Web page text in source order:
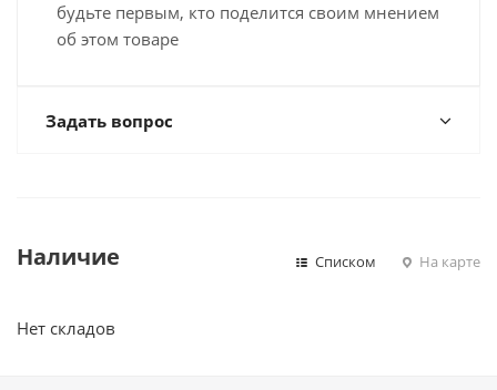
будьте первым, кто поделится своим мнением
об этом товаре
Задать вопрос
Наличие Списком На карте
Нет складов